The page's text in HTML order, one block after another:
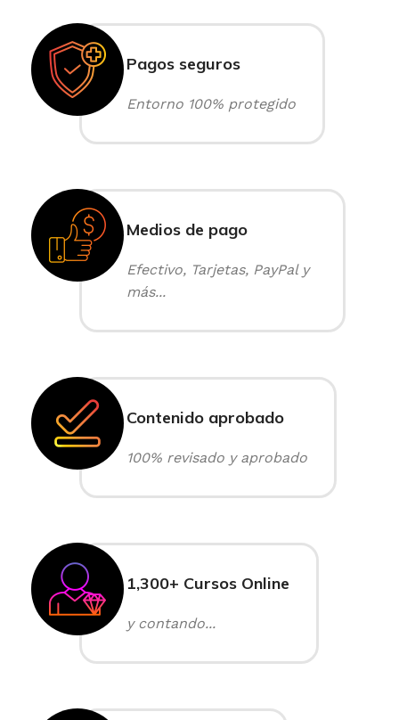
Pagos seguros
Entorno 100% protegido
Medios de pago
Efectivo, Tarjetas, PayPal y
más...
Contenido aprobado
100% revisado y aprobado
1,300+ Cursos Online
y contando...